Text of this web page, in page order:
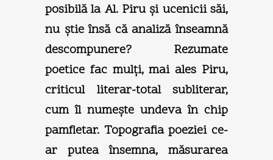
posibilă la Al. Piru şi ucenicii săi,
nu ştie însă că analiză înseamnă
descompunere? Rezumate
poetice fac mulţi, mai ales Piru,
criticul literar-total subliterar,
cum îl numeşte undeva în chip
pamfletar. Topografia poeziei ce-
ar putea însemna, măsurarea